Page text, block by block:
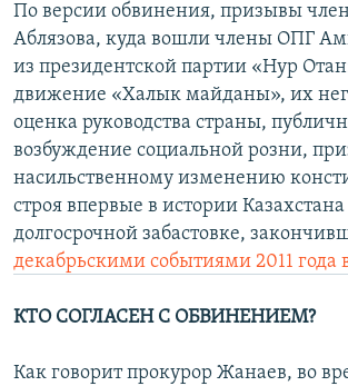
По версии обвинения, призывы
Аблязова, куда вошли члены ОПГ
из президентской партии «Нур
движение «Халык майданы», их
оценка руководства страны,
возбуждение социальной розни,
насильственному изменению
строя впервые в истории
долгосрочной забастовке,
декабрьскими событиями 2011 года
КТО СОГЛАСЕН С ОБВИНЕНИЕМ?
Как говорит прокурор Жанаев, во